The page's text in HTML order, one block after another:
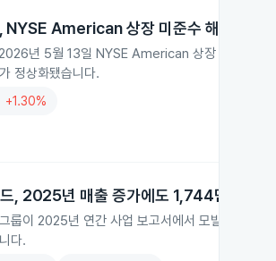
American 상장 미준수 해제
년 5월 13일 NYSE American 상장 유지 기준
정상화됐습니다.
+1.30%
, 2025년 매출 증가에도 1,744만 달러
룹이 2025년 연간 사업 보고서에서 모빌리티
다.